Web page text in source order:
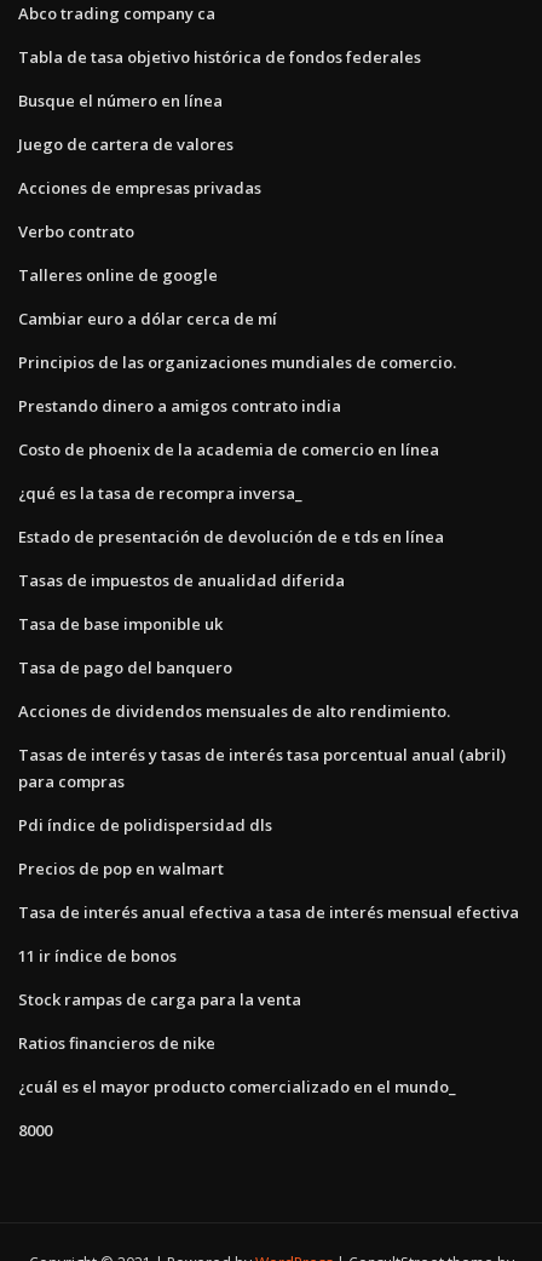
Abco trading company ca
Tabla de tasa objetivo histórica de fondos federales
Busque el número en línea
Juego de cartera de valores
Acciones de empresas privadas
Verbo contrato
Talleres online de google
Cambiar euro a dólar cerca de mí
Principios de las organizaciones mundiales de comercio.
Prestando dinero a amigos contrato india
Costo de phoenix de la academia de comercio en línea
¿qué es la tasa de recompra inversa_
Estado de presentación de devolución de e tds en línea
Tasas de impuestos de anualidad diferida
Tasa de base imponible uk
Tasa de pago del banquero
Acciones de dividendos mensuales de alto rendimiento.
Tasas de interés y tasas de interés tasa porcentual anual (abril)
para compras
Pdi índice de polidispersidad dls
Precios de pop en walmart
Tasa de interés anual efectiva a tasa de interés mensual efectiva
11 ir índice de bonos
Stock rampas de carga para la venta
Ratios financieros de nike
¿cuál es el mayor producto comercializado en el mundo_
8000